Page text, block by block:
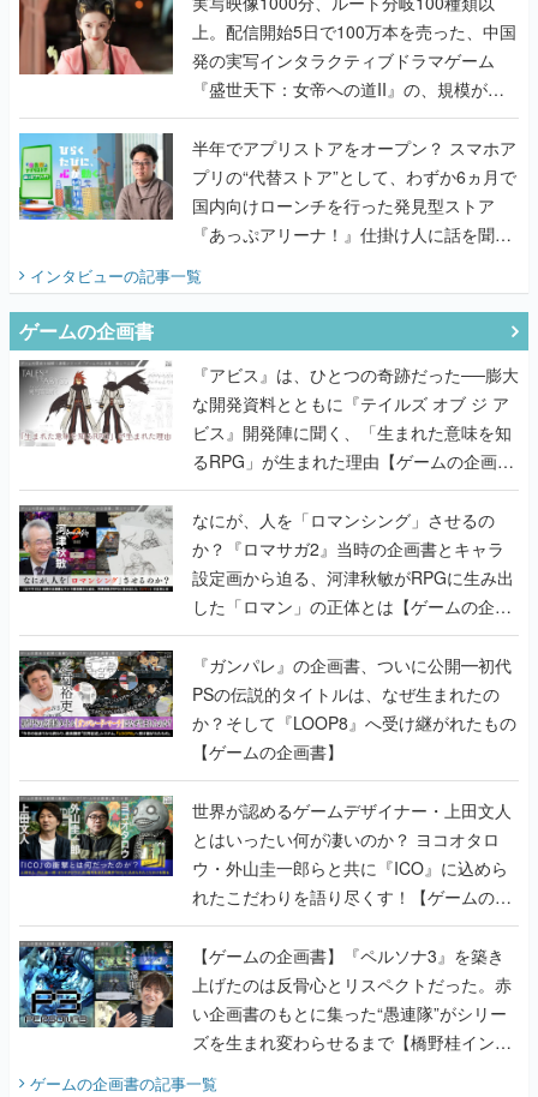
上。配信開始5日で100万本を売った、中国
発の実写インタラクティブドラマゲーム
『盛世天下：女帝への道II』の、規模が違
うこだわりをプロデューサーに聞いた
半年でアプリストアをオープン？ スマホア
プリの“代替ストア”として、わずか6ヵ月で
国内向けローンチを行った発見型ストア
『あっぷアリーナ！』仕掛け人に話を聞い
てみた
インタビューの記事一覧
ゲームの企画書
『アビス』は、ひとつの奇跡だった──膨大
な開発資料とともに『テイルズ オブ ジ ア
ビス』開発陣に聞く、「生まれた意味を知
るRPG」が生まれた理由【ゲームの企画
書】
なにが、人を「ロマンシング」させるの
か？『ロマサガ2』当時の企画書とキャラ
設定画から迫る、河津秋敏がRPGに生み出
した「ロマン」の正体とは【ゲームの企画
書】
『ガンパレ』の企画書、ついに公開━初代
PSの伝説的タイトルは、なぜ生まれたの
か？そして『LOOP8』へ受け継がれたもの
【ゲームの企画書】
世界が認めるゲームデザイナー・上田文人
とはいったい何が凄いのか？ ヨコオタロ
ウ・外山圭一郎らと共に『ICO』に込めら
れたこだわりを語り尽くす！【ゲームの企
画書】
【ゲームの企画書】『ペルソナ3』を築き
上げたのは反骨心とリスペクトだった。赤
い企画書のもとに集った“愚連隊”がシリー
ズを生まれ変わらせるまで【橋野桂インタ
ビュー】
ゲームの企画書の記事一覧